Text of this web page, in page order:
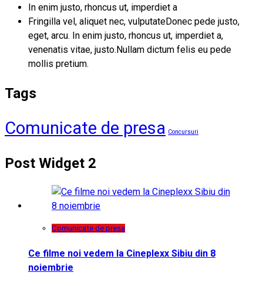
In enim justo, rhoncus ut, imperdiet a
Fringilla vel, aliquet nec, vulputateDonec pede justo,
eget, arcu. In enim justo, rhoncus ut, imperdiet a,
venenatis vitae, justo.Nullam dictum felis eu pede
mollis pretium.
Tags
Comunicate de presa Concursuri
Post Widget 2
Comunicate de presa
Ce filme noi vedem la Cineplexx Sibiu din 8
noiembrie